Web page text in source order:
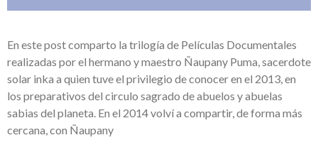
En este post comparto la trilogía de Películas Documentales
realizadas por el hermano y maestro Ñaupany Puma, sacerdote
solar inka a quien tuve el privilegio de conocer en el 2013, en
los preparativos del circulo sagrado de abuelos y abuelas
sabias del planeta. En el 2014 volví a compartir, de forma más
cercana, con Ñaupany